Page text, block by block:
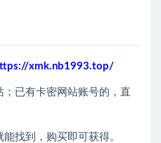
xmk.nb1993.top/
已有卡密网站账号的，直
找到，购买即可获得。